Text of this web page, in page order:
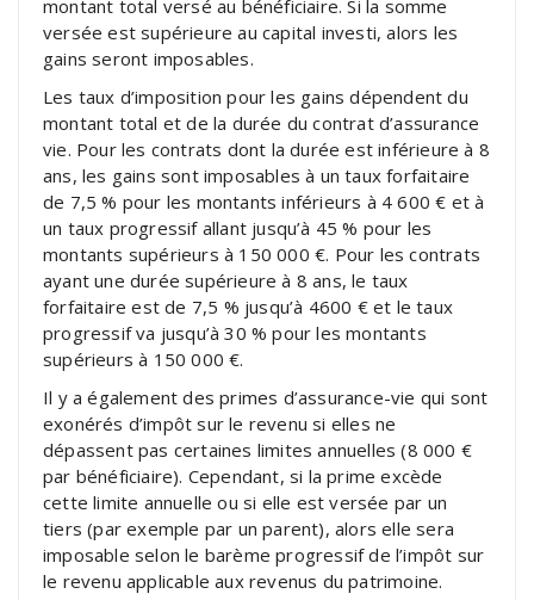
montant total versé au bénéficiaire. Si la somme
versée est supérieure au capital investi, alors les
gains seront imposables.
Les taux d’imposition pour les gains dépendent du
montant total et de la durée du contrat d’assurance
vie. Pour les contrats dont la durée est inférieure à 8
ans, les gains sont imposables à un taux forfaitaire
de 7,5 % pour les montants inférieurs à 4 600 € et à
un taux progressif allant jusqu’à 45 % pour les
montants supérieurs à 150 000 €. Pour les contrats
ayant une durée supérieure à 8 ans, le taux
forfaitaire est de 7,5 % jusqu’à 4600 € et le taux
progressif va jusqu’à 30 % pour les montants
supérieurs à 150 000 €.
Il y a également des primes d’assurance-vie qui sont
exonérés d’impôt sur le revenu si elles ne
dépassent pas certaines limites annuelles (8 000 €
par bénéficiaire). Cependant, si la prime excède
cette limite annuelle ou si elle est versée par un
tiers (par exemple par un parent), alors elle sera
imposable selon le barème progressif de l’impôt sur
le revenu applicable aux revenus du patrimoine.